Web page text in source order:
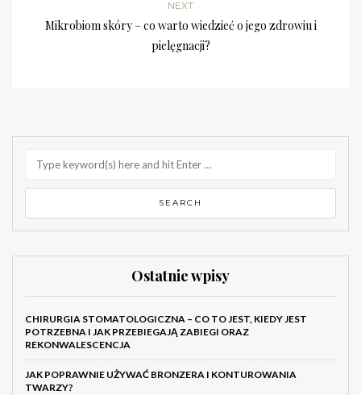
NEXT
Mikrobiom skóry – co warto wiedzieć o jego zdrowiu i
pielęgnacji?
Ostatnie wpisy
CHIRURGIA STOMATOLOGICZNA – CO TO JEST, KIEDY JEST
POTRZEBNA I JAK PRZEBIEGAJĄ ZABIEGI ORAZ
REKONWALESCENCJA
JAK POPRAWNIE UŻYWAĆ BRONZERA I KONTUROWANIA
TWARZY?